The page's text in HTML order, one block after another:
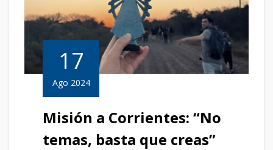
17
Ago 2024
Misión a Corrientes: “No
temas, basta que creas”